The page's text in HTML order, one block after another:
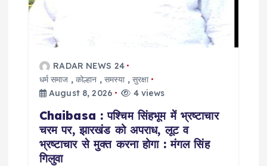
o
RADAR NEWS 24
धर्म समाज ,कोल्हान , समस्या, सुरक्षा
August 8, 2026
4 views
Chaibasa : पश्चिम सिंहभूम में भ्रष्टाचार
चरम पर, झारखंड को अपराध, लूट व
भ्रष्टाचार से मुक्त करना होगा : मंगल सिंह
गिलुवा